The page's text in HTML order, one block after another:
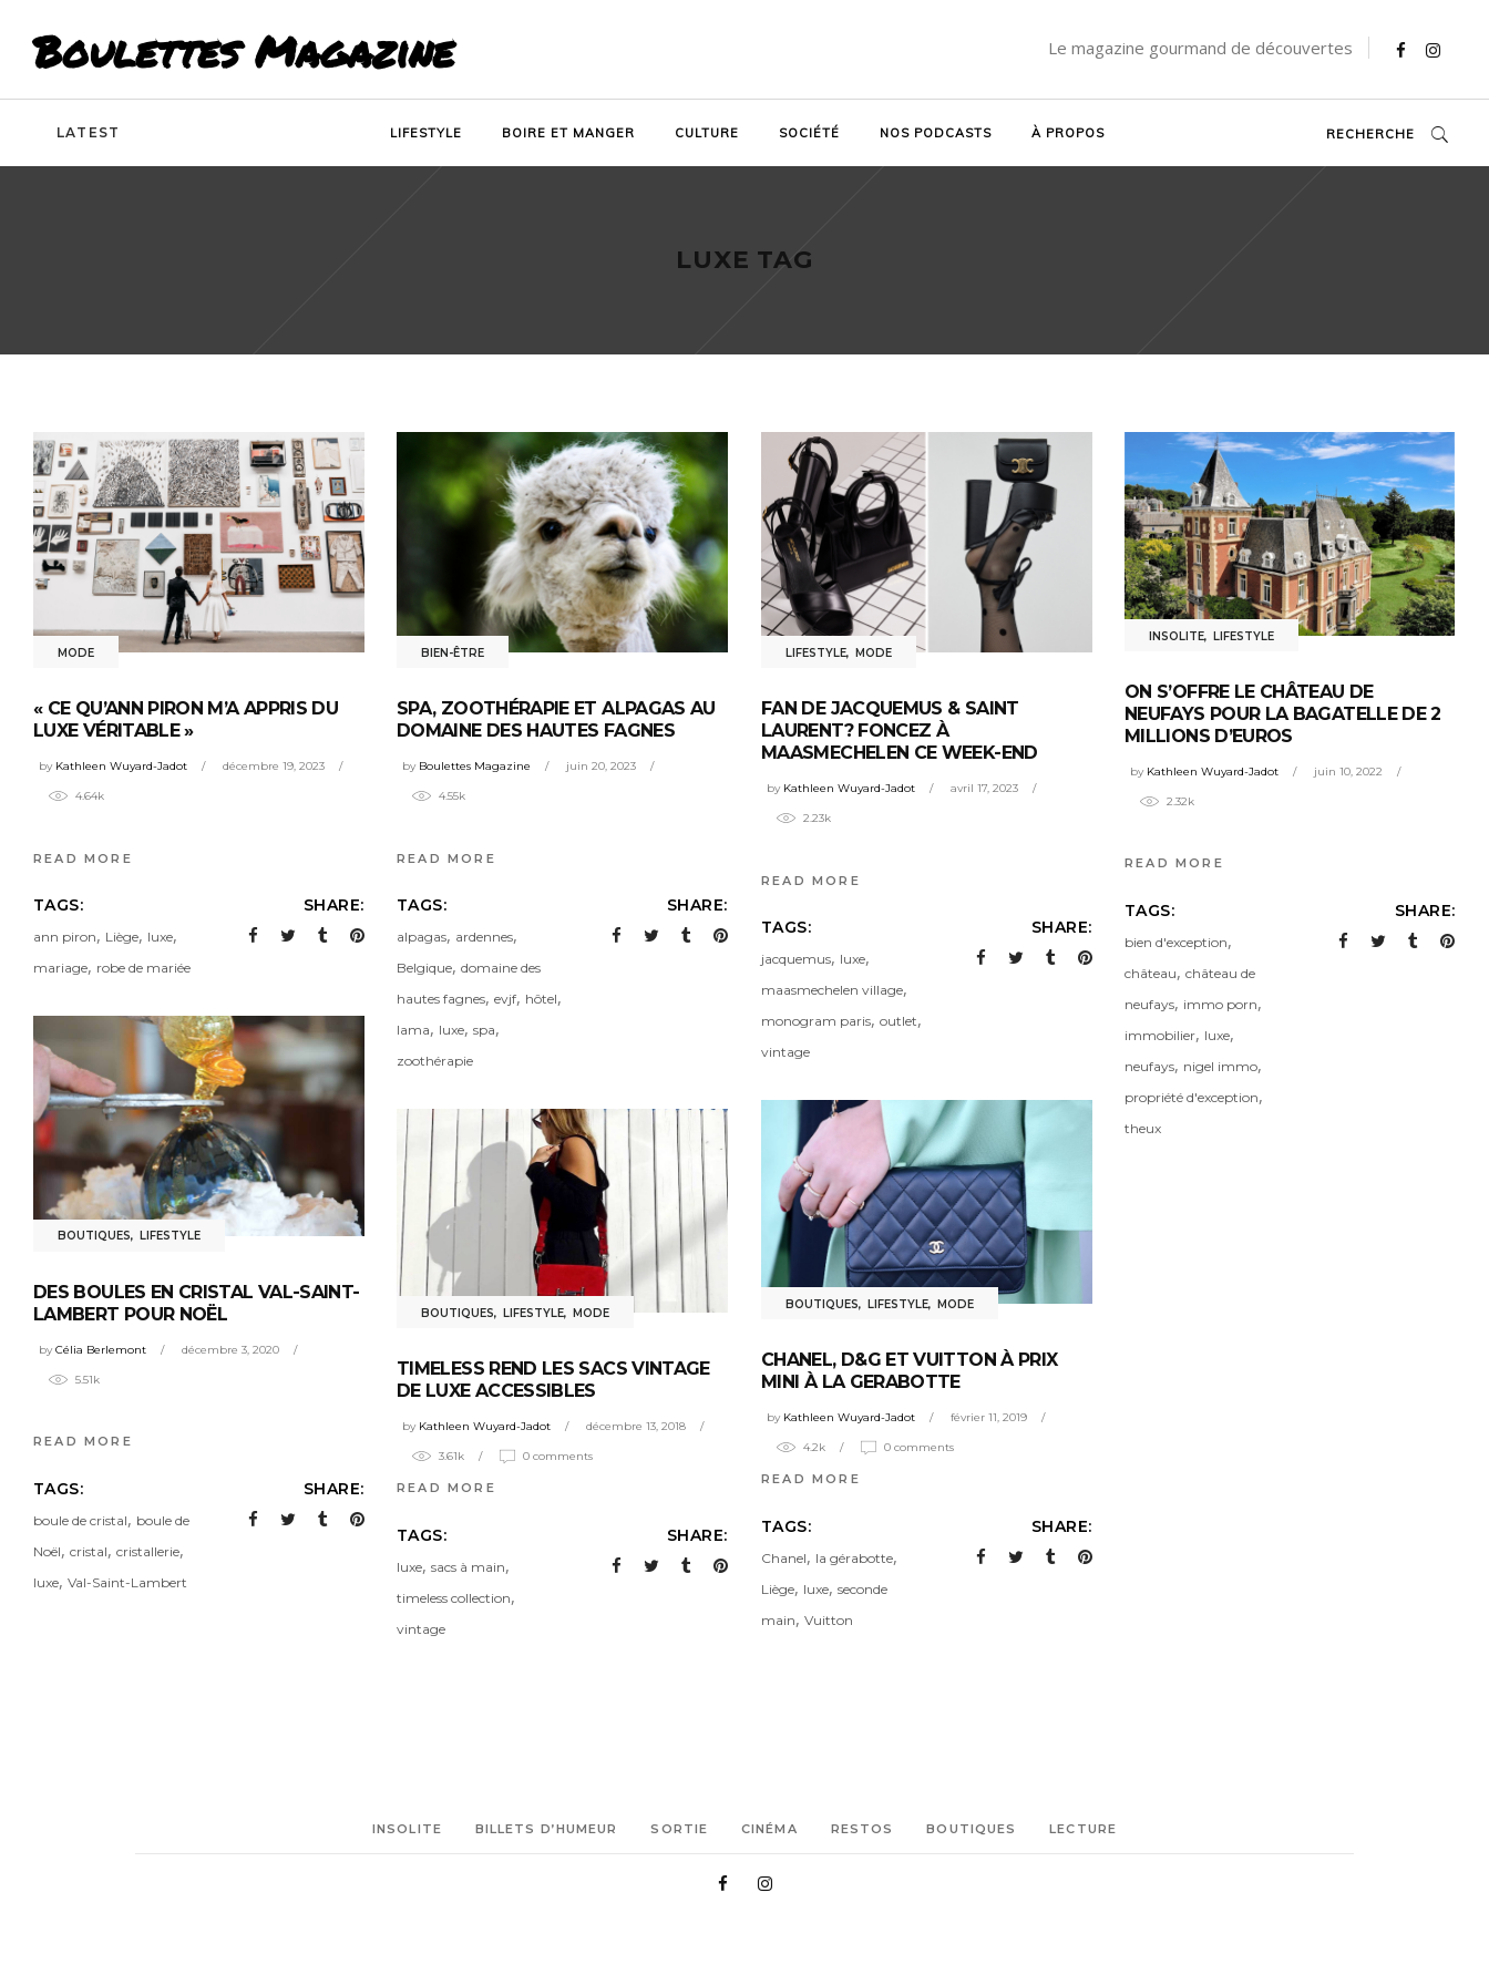
Boulettes Magazine Le magazine gourmand de découvertes
LATEST LIFESTYLE BOIRE ET MANGER CULTURE SOCIÉTÉ NOS PODCASTS À PROPOS RECHERCHE
LUXE TAG
MODE
« CE QU’ANN PIRON M’A APPRIS DU
LUXE VÉRITABLE »
by Kathleen Wuyard-Jadot décembre 19, 2023
4.64k
READ MORE
TAGS:
ann piron, Liège, luxe,
mariage, robe de mariée
SHARE:
BIEN-ÊTRE
SPA, ZOOTHÉRAPIE ET ALPAGAS AU
DOMAINE DES HAUTES FAGNES
by Boulettes Magazine juin 20, 2023
4.55k
READ MORE
TAGS:
alpagas, ardennes,
Belgique, domaine des
hautes fagnes, evjf, hôtel,
lama, luxe, spa,
zoothérapie
SHARE:
LIFESTYLE, MODE
FAN DE JACQUEMUS & SAINT
LAURENT? FONCEZ À
MAASMECHELEN CE WEEK-END
by Kathleen Wuyard-Jadot avril 17, 2023
2.23k
READ MORE
TAGS:
jacquemus, luxe,
maasmechelen village,
monogram paris, outlet,
vintage
SHARE:
INSOLITE, LIFESTYLE
ON S’OFFRE LE CHÂTEAU DE
NEUFAYS POUR LA BAGATELLE DE 2
MILLIONS D’EUROS
by Kathleen Wuyard-Jadot juin 10, 2022
2.32k
READ MORE
TAGS:
bien d'exception,
château, château de
neufays, immo porn,
immobilier, luxe,
neufays, nigel immo,
propriété d'exception,
theux
SHARE:
BOUTIQUES, LIFESTYLE
DES BOULES EN CRISTAL VAL-SAINT-
LAMBERT POUR NOËL
byCélia Berlemont décembre 3, 2020
5.51k
READ MORE
TAGS:
boule de cristal, boule de
Noël, cristal, cristallerie,
luxe, Val-Saint-Lambert
SHARE:
BOUTIQUES, LIFESTYLE, MODE
CHANEL, D&G ET VUITTON À PRIX
MINI À LA GERABOTTE
by Kathleen Wuyard-Jadot février 11, 2019
4.2k 0 comments
READ MORE
TAGS:
Chanel, la gérabotte,
Liège, luxe, seconde
main, Vuitton
SHARE:
BOUTIQUES, LIFESTYLE, MODE
TIMELESS REND LES SACS VINTAGE
DE LUXE ACCESSIBLES
by Kathleen Wuyard-Jadot décembre 13, 2018
3.61k 0 comments
READ MORE
TAGS:
luxe, sacs à main,
timeless collection,
vintage
SHARE:
INSOLITE BILLETS D’HUMEUR SORTIE CINÉMA RESTOS BOUTIQUES LECTURE